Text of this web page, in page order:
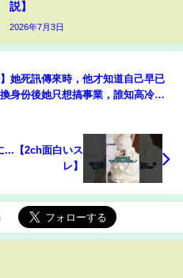
説】
2026年7月3日
】她死訊傳來時，他才知道自己早已
身份後她只想搞事業，誰知高冷前
...【2ch面白いス
レ】